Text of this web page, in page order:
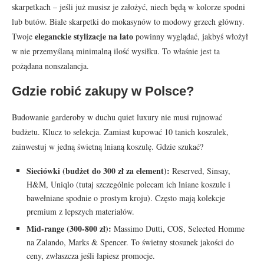
skarpetkach – jeśli już musisz je założyć, niech będą w kolorze spodni
lub butów. Białe skarpetki do mokasynów to modowy grzech główny.
Twoje eleganckie stylizacje na lato powinny wyglądać, jakbyś włożył
w nie przemyślaną minimalną ilość wysiłku. To właśnie jest ta
pożądana nonszalancja.
Gdzie robić zakupy w Polsce?
Budowanie garderoby w duchu quiet luxury nie musi rujnować
budżetu. Klucz to selekcja. Zamiast kupować 10 tanich koszulek,
zainwestuj w jedną świetną lnianą koszulę. Gdzie szukać?
Sieciówki (budżet do 300 zł za element): Reserved, Sinsay,
H&M, Uniqlo (tutaj szczególnie polecam ich lniane koszule i
bawełniane spodnie o prostym kroju). Często mają kolekcje
premium z lepszych materiałów.
Mid-range (300-800 zł): Massimo Dutti, COS, Selected Homme
na Zalando, Marks & Spencer. To świetny stosunek jakości do
ceny, zwłaszcza jeśli łapiesz promocje.